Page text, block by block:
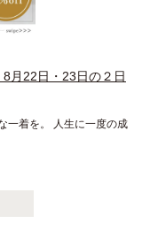
8月22日・23日の２日
一着を。 人生に一度の成